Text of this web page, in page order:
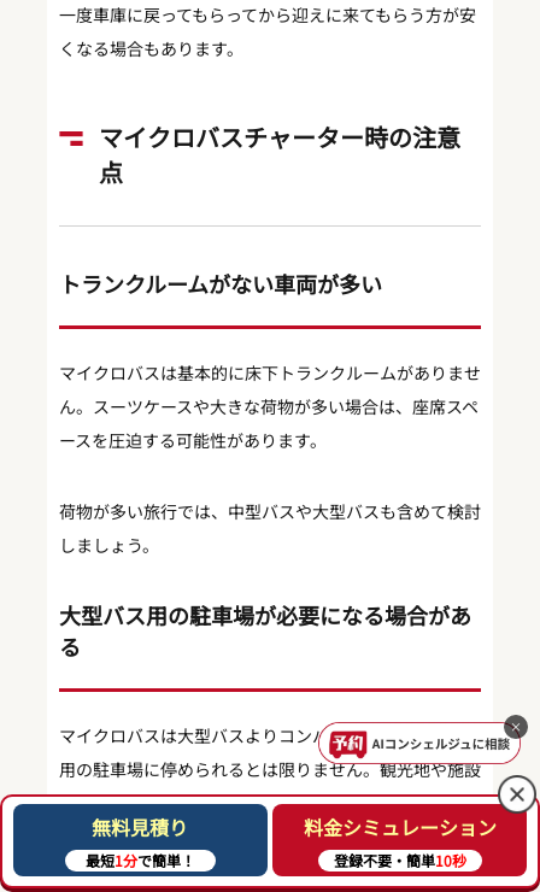
一度車庫に戻ってもらってから迎えに来てもらう方が安
くなる場合もあります。
マイクロバスチャーター時の注意
点
トランクルームがない車両が多い
マイクロバスは基本的に床下トランクルームがありませ
ん。スーツケースや大きな荷物が多い場合は、座席スペ
ースを圧迫する可能性があります。
荷物が多い旅行では、中型バスや大型バスも含めて検討
しましょう。
大型バス用の駐車場が必要になる場合があ
る
マイクロバスは大型バスよりコンパクトですが、普通車
用の駐車場に停められるとは限りません。観光地や施設
では、マイクロバスが駐車できる場所を事前に確認して
おきましょう。
無料見積り
最短1分で簡単！
料金シミュレーション
登録不要・簡単10秒
×